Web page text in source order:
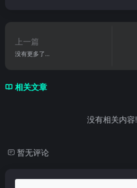
上一篇
没有更多了...
相关文章
没有相关内容!
暂无评论